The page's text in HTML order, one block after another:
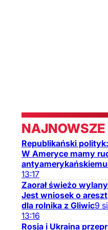
NAJNOWSZE
Republikański polityk:
W Ameryce mamy
antyamerykańskiemu
13:17
Zaorał świeżo
Jest wniosek o areszt
dla rolnika z Gliwic9
13:16
Rosja i Ukraina